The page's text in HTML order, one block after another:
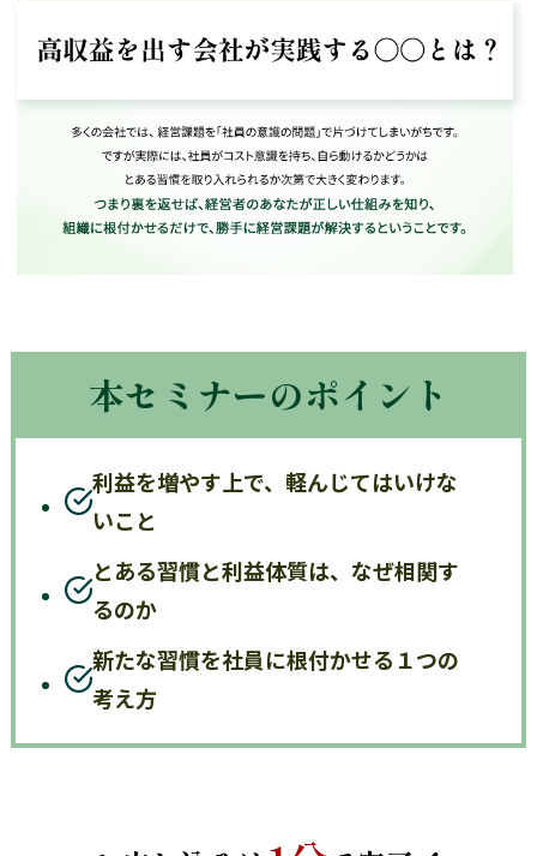
本セミナーのポイント
利益を増やす上で、軽んじてはいけな
いこと
とある習慣と利益体質は、なぜ相関す
るのか
新たな習慣を社員に根付かせる１つの
考え方